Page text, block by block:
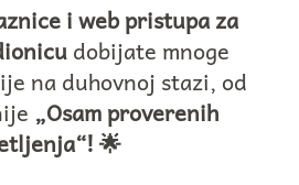
i web pristupa za
dobijate mnoge
na duhovnoj stazi, od
„Osam proverenih
🌟